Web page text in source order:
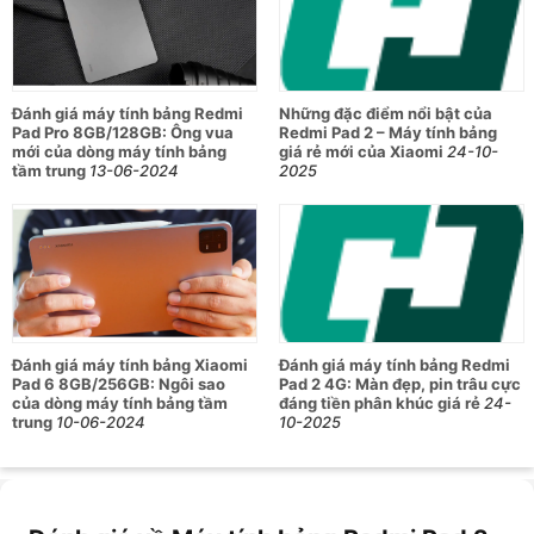
Dung lượng pin 9000mAh cung cấp thời lượng sử
dụng lâu dài, đáp ứng cả ngày sử dụng cho học tập,
làm việc và giải trí mà không lo gián đoạn.
Bảng thông số chi tiết Redmi Pad 2 4G
(4GB+128GB)
Thông số
Đặc điểm
Kích thước
254.58 x 166.04 x 7.36 mm
Trọng
lượng
Khoảng 519g
Chất liệu
Nguyên khối kim loại cao cấp
Màu sắc
Xám Graphite, Xanh Bạc Hà, Tím Lavender
90Hz, độ sáng 600 nit
Đánh giá máy tính bảng Redmi
Pad Pro 8GB/128GB: Ông vua
mới của dòng máy tính bảng
tầm trung 13-06-2024
Những đặc điểm nổi bật của
Redmi Pad 2 – Máy tính bảng
giá rẻ mới của Xiaomi 24-10-
2025
Đánh giá máy tính bảng Xiaomi
Pad 6 8GB/256GB: Ngôi sao
của dòng máy tính bảng tầm
trung 10-06-2024
Đánh giá máy tính bảng Redmi
Pad 2 4G: Màn đẹp, pin trâu cực
đáng tiền phân khúc giá rẻ24-
10-2025